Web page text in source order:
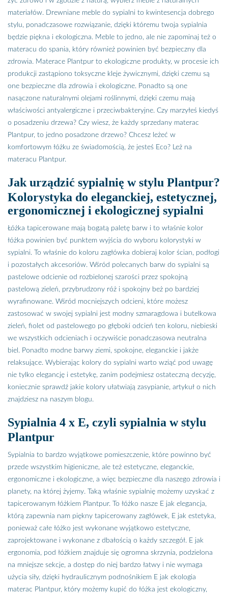
materiałów. Drewniane meble do sypialni to kwintesencja dobrego
stylu, ponadczasowe rozwiązanie, dzięki któremu twoja sypialnia
będzie piękna i ekologiczna. Meble to jedno, ale nie zapominaj też o
materacu do spania, który również powinien być bezpieczny dla
zdrowia. Materace Plantpur to ekologiczne produkty, w procesie ich
produkcji zastąpiono toksyczne kleje żywicznymi, dzięki czemu są
one bezpieczne dla zdrowia i ekologiczne. Ponadto są one
nasączone naturalnymi olejami roślinnymi, dzięki czemu mają
właściwości antyalergiczne i przeciwbakteryjne. Czy marzyłeś kiedyś
o posadzeniu drzewa? Czy wiesz, że każdy sprzedany materac
Plantpur, to jedno posadzone drzewo? Chcesz leżeć w
komfortowym łóżku ze świadomością, że jesteś Eco? Leż na
materacu Plantpur.
Jak urządzić sypialnię w stylu Plantpur?
Kolorystyka do eleganckiej, estetycznej,
ergonomicznej i ekologicznej sypialni
Łóżka tapicerowane mają bogatą paletę barw i to właśnie kolor
łóżka powinien być punktem wyjścia do wyboru kolorystyki w
sypialni. To właśnie do koloru zagłówka dobieraj kolor ścian, podłogi
i pozostałych akcesoriów. Wśród polecanych barw do sypialni są
pastelowe odcienie od rozbielonej szarości przez spokojną
pastelową zieleń, przybrudzony róż i spokojny beż po bardziej
wyrafinowane. Wśród mocniejszych odcieni, które możesz
zastosować w swojej sypialni jest modny szmaragdowa i butelkowa
zieleń, fiolet od pastelowego po głęboki odcień ten koloru, niebieski
we wszystkich odcieniach i oczywiście ponadczasowa neutralna
biel. Ponadto modne barwy ziemi, spokojne, eleganckie i jakże
relaksujące. Wybierając kolory do sypialni warto wziąć pod uwagę
nie tylko elegancję i estetykę, zanim podejmiesz ostateczną decyzję,
koniecznie sprawdź jakie kolory ułatwiają zasypianie, artykuł o nich
znajdziesz na naszym blogu.
Sypialnia 4 x E, czyli sypialnia w stylu
Plantpur
Sypialnia to bardzo wyjątkowe pomieszczenie, które powinno być
przede wszystkim higieniczne, ale też estetyczne, eleganckie,
ergonomiczne i ekologiczne, a więc bezpieczne dla naszego zdrowia i
planety, na której żyjemy. Taką właśnie sypialnię możemy uzyskać z
tapicerowanym łóżkiem Plantpur. To łóżko nasze E jak elegancja,
którą zapewnia nam piękny tapicerowany zagłówek, E jak estetyka,
ponieważ całe łóżko jest wykonane wyjątkowo estetyczne,
zaprojektowane i wykonane z dbałością o każdy szczegół. E jak
ergonomia, pod łóżkiem znajduje się ogromna skrzynia, podzielona
na mniejsze sekcje, a dostęp do niej bardzo łatwy i nie wymaga
użycia siły, dzięki hydraulicznym podnośnikiem E jak ekologia
materac Plantpur, który możemy kupić do łóżka jest ekologiczny,